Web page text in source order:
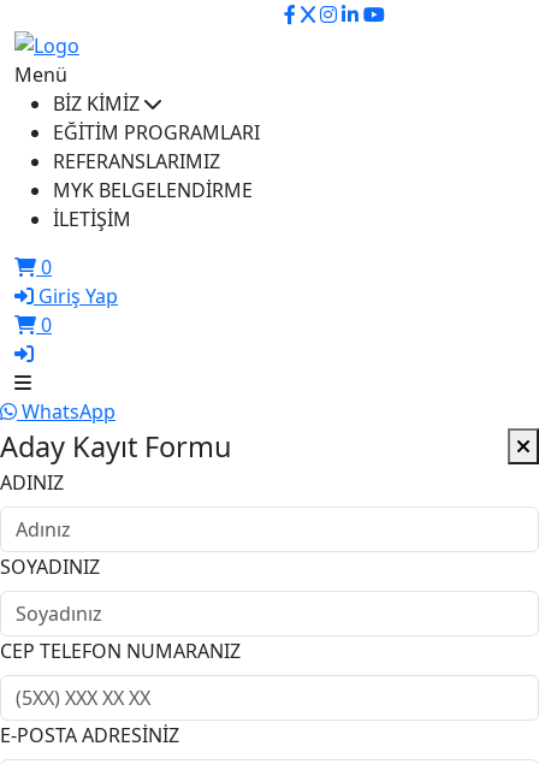
Menü
BİZ KİMİZ
EĞİTİM PROGRAMLARI
REFERANSLARIMIZ
MYK BELGELENDİRME
İLETİŞİM
0
Giriş Yap
0
WhatsApp
Aday Kayıt Formu
ADINIZ
SOYADINIZ
CEP TELEFON NUMARANIZ
E-POSTA ADRESİNİZ